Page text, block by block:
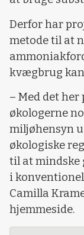
Derfor har
metode til at
kvægbrug
– Med det
økologerne
miljøhensyn
økologiske
til at mindske
i
Camilla
hjemmeside.